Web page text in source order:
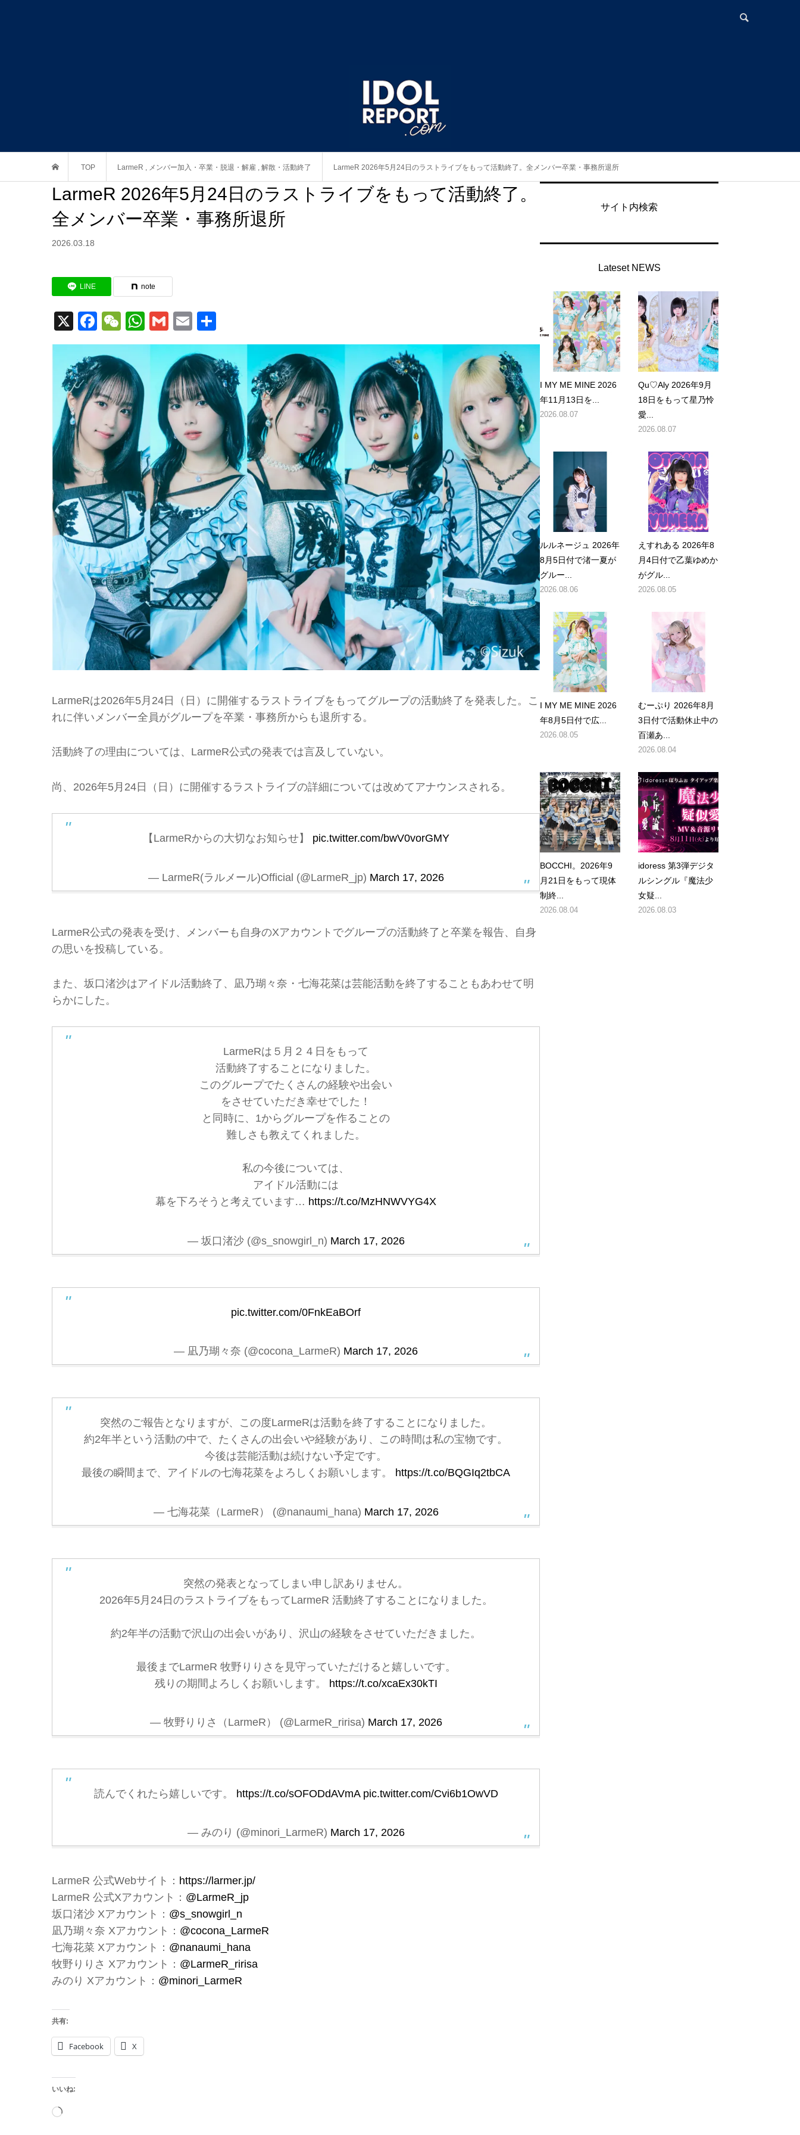
TOP LarmeR , メンバー加入・卒業・脱退・解雇 , 解散・活動終了 LarmeR 2026年5月24日のラストライブをもって活動終了。全メンバー卒業・事務所退所
LarmeR 2026年5月24日のラストライブをもって活動終了。
全メンバー卒業・事務所退所
2026.03.18
LINE note
X Facebook
WeChat
WhatsApp
GmailEmail
有
LarmeRは2026年5月24日（日）に開催するラストライブをもってグループの活動終了を発表した。こ
れに伴いメンバー全員がグループを卒業・事務所からも退所する。
活動終了の理由については、LarmeR公式の発表では言及していない。
尚、2026年5月24日（日）に開催するラストライブの詳細については改めてアナウンスされる。
【LarmeRからの大切なお知らせ】 pic.twitter.com/bwV0vorGMY
— LarmeR(ラルメール)Official (@LarmeR_jp) March 17, 2026
LarmeR公式の発表を受け、メンバーも自身のXアカウントでグループの活動終了と卒業を報告、自身
の思いを投稿している。
また、坂口渚沙はアイドル活動終了、凪乃瑚々奈・七海花菜は芸能活動を終了することもあわせて明
らかにした。
LarmeRは５月２４日をもって
活動終了することになりました。
このグループでたくさんの経験や出会い
をさせていただき幸せでした！
と同時に、1からグループを作ることの
難しさも教えてくれました。
私の今後については、
アイドル活動には
幕を下ろそうと考えています… https://t.co/MzHNWVYG4X
— 坂口渚沙 (@s_snowgirl_n) March 17, 2026
pic.twitter.com/0FnkEaBOrf
— 凪乃瑚々奈 (@cocona_LarmeR) March 17, 2026
突然のご報告となりますが、この度LarmeRは活動を終了することになりました。
約2年半という活動の中で、たくさんの出会いや経験があり、この時間は私の宝物です。
今後は芸能活動は続けない予定です。
最後の瞬間まで、アイドルの七海花菜をよろしくお願いします。 https://t.co/BQGIq2tbCA
— 七海花菜（LarmeR） (@nanaumi_hana) March 17, 2026
突然の発表となってしまい申し訳ありません。
2026年5月24日のラストライブをもってLarmeR 活動終了することになりました。
約2年半の活動で沢山の出会いがあり、沢山の経験をさせていただきました。
最後までLarmeR 牧野りりさを見守っていただけると嬉しいです。
残りの期間よろしくお願いします。 https://t.co/xcaEx30kTI
— 牧野りりさ（LarmeR） (@LarmeR_ririsa) March 17, 2026
読んでくれたら嬉しいです。 https://t.co/sOFODdAVmA pic.twitter.com/Cvi6b1OwVD
— みのり (@minori_LarmeR) March 17, 2026
LarmeR 公式Webサイト： https://larmer.jp/
LarmeR 公式Xアカウント： @LarmeR_jp
坂口渚沙 Xアカウント： @s_snowgirl_n
凪乃瑚々奈 Xアカウント： @cocona_LarmeR
七海花菜 Xアカウント： @nanaumi_hana
牧野りりさ Xアカウント： @LarmeR_ririsa
みのり Xアカウント： @minori_LarmeR
共有:
Facebook X
いいね:
読
サイト内検索
Lateset NEWS
I MY ME MINE 2026
年11月13日を...
2026.08.07
Qu♡Aly 2026年9月
18日をもって星乃怜
愛...
2026.08.07
ルルネージュ 2026年
8月5日付で渚一夏が
グルー...
2026.08.06
えすれある 2026年8
月4日付で乙葉ゆめか
がグル...
2026.08.05
I MY ME MINE 2026
年8月5日付で広...
2026.08.05
むーぷり 2026年8月
3日付で活動休止中の
百瀬あ...
2026.08.04
BOCCHI。2026年9
月21日をもって現体
制終...
2026.08.04
idoress 第3弾デジタ
ルシングル『魔法少
女疑...
2026.08.03